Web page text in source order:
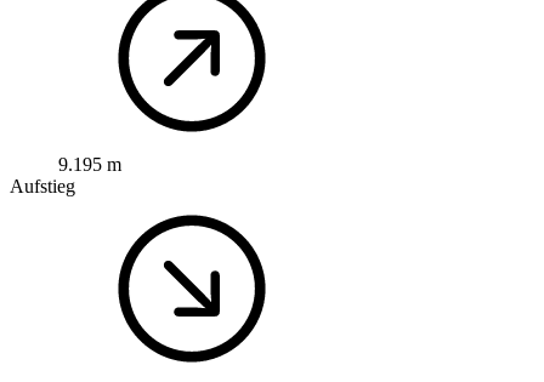
9.195 m
Aufstieg